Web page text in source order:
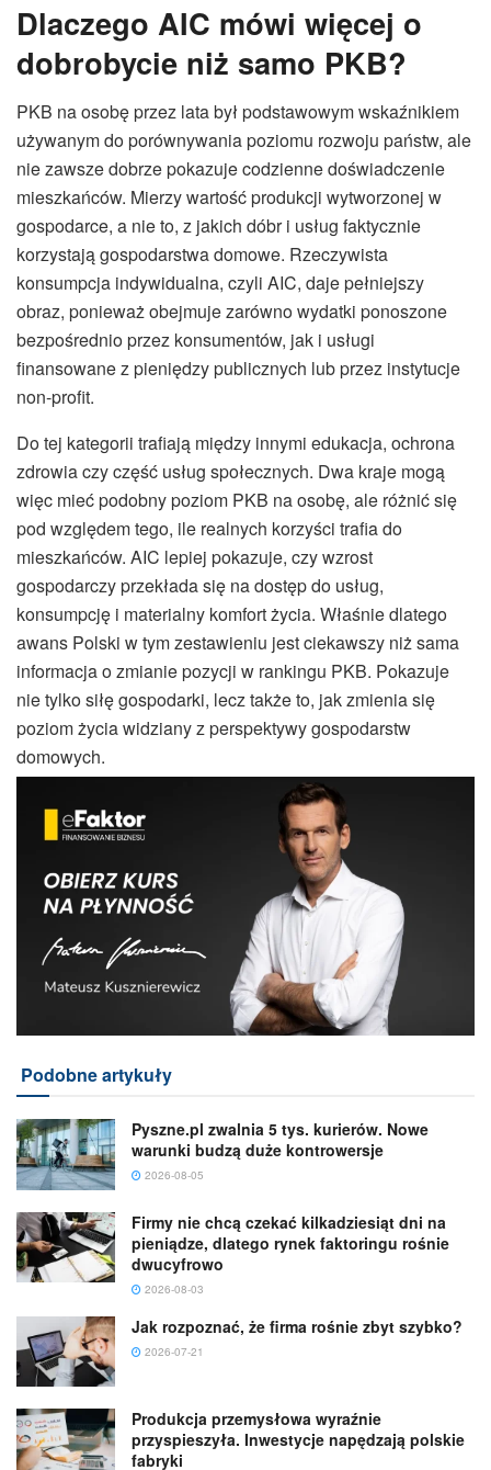
Dlaczego AIC mówi więcej o
dobrobycie niż samo PKB?
PKB na osobę przez lata był podstawowym wskaźnikiem
używanym do porównywania poziomu rozwoju państw, ale
nie zawsze dobrze pokazuje codzienne doświadczenie
mieszkańców. Mierzy wartość produkcji wytworzonej w
gospodarce, a nie to, z jakich dóbr i usług faktycznie
korzystają gospodarstwa domowe. Rzeczywista
konsumpcja indywidualna, czyli AIC, daje pełniejszy
obraz, ponieważ obejmuje zarówno wydatki ponoszone
bezpośrednio przez konsumentów, jak i usługi
finansowane z pieniędzy publicznych lub przez instytucje
non-profit.
Do tej kategorii trafiają między innymi edukacja, ochrona
zdrowia czy część usług społecznych. Dwa kraje mogą
więc mieć podobny poziom PKB na osobę, ale różnić się
pod względem tego, ile realnych korzyści trafia do
mieszkańców. AIC lepiej pokazuje, czy wzrost
gospodarczy przekłada się na dostęp do usług,
konsumpcję i materialny komfort życia. Właśnie dlatego
awans Polski w tym zestawieniu jest ciekawszy niż sama
informacja o zmianie pozycji w rankingu PKB. Pokazuje
nie tylko siłę gospodarki, lecz także to, jak zmienia się
poziom życia widziany z perspektywy gospodarstw
domowych.
Podobne artykuły
Pyszne.pl zwalnia 5 tys. kurierów. Nowe
warunki budzą duże kontrowersje
2026-08-05
Firmy nie chcą czekać kilkadziesiąt dni na
pieniądze, dlatego rynek faktoringu rośnie
dwucyfrowo
2026-08-03
Jak rozpoznać, że firma rośnie zbyt szybko?
2026-07-21
Produkcja przemysłowa wyraźnie
przyspieszyła. Inwestycje napędzają polskie
fabryki